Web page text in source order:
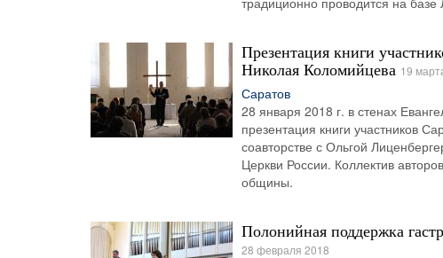
Презентация книги
Николая Коломийцева 19
Саратов
28 января 2018 г. в стенах
презентация книги участников
соавторстве с Ольгой
Церкви России. Коллектив
общины.
Полонийная поддержка
28 февраля 2018